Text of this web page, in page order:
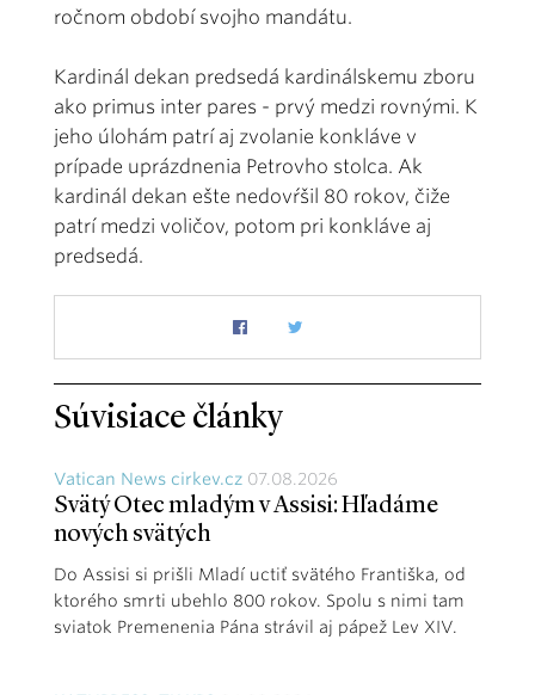
ročnom období svojho mandátu.
Kardinál dekan predsedá kardinálskemu zboru
ako primus inter pares - prvý medzi rovnými. K
jeho úlohám patrí aj zvolanie konkláve v
prípade uprázdnenia Petrovho stolca. Ak
kardinál dekan ešte nedovŕšil 80 rokov, čiže
patrí medzi voličov, potom pri konkláve aj
predsedá.
Súvisiace články
Vatican News cirkev.cz 07.08.2026
Svätý Otec mladým v Assisi: Hľadáme
nových svätých
Do Assisi si prišli Mladí uctiť svätého Františka, od
ktorého smrti ubehlo 800 rokov. Spolu s nimi tam
sviatok Premenenia Pána strávil aj pápež Lev XIV.